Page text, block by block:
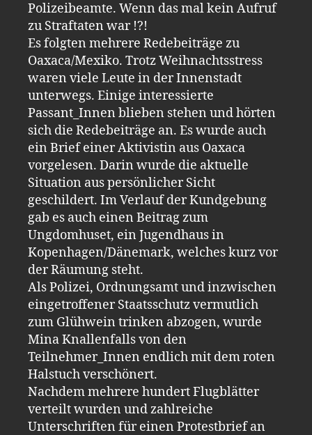
Polizeibeamte. Wenn das mal kein Aufruf
zu Straftaten war !?!
Es folgten mehrere Redebeiträge zu
Oaxaca/Mexiko. Trotz Weihnachtsstress
waren viele Leute in der Innenstadt
unterwegs. Einige interessierte
Passant_Innen blieben stehen und hörten
sich die Redebeiträge an. Es wurde auch
ein Brief einer Aktivistin aus Oaxaca
vorgelesen. Darin wurde die aktuelle
Situation aus persönlicher Sicht
geschildert. Im Verlauf der Kundgebung
gab es auch einen Beitrag zum
Ungdomhuset, ein Jugendhaus in
Kopenhagen/Dänemark, welches kurz vor
der Räumung steht.
Als Polizei, Ordnungsamt und inzwischen
eingetroffener Staatsschutz vermutlich
zum Glühwein trinken abzogen, wurde
Mina Knallenfalls von den
Teilnehmer_Innen endlich mit dem roten
Halstuch verschönert.
Nachdem mehrere hundert Flugblätter
verteilt wurden und zahlreiche
Unterschriften für einen Protestbrief an